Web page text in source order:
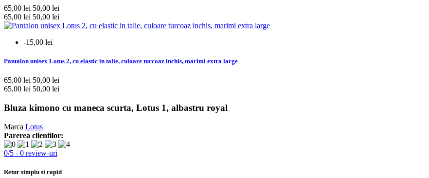
65,00 lei 50,00 lei
65,00 lei 50,00 lei
-15,00 lei
Pantalon unisex Lotus 2, cu elastic in talie, culoare turcoaz inchis, marimi extra large
65,00 lei 50,00 lei
65,00 lei 50,00 lei
Bluza kimono cu maneca scurta, Lotus 1, albastru royal
Marca Lotus
Parerea clientilor:
0/5 - 0 review-uri
Retur simplu si rapid